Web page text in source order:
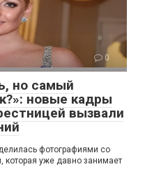
0
но самый
новые кадры
вызвали
фотографиями со
которая уже давно занимает